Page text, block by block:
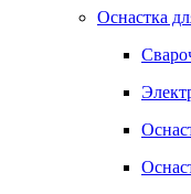
Оснастка